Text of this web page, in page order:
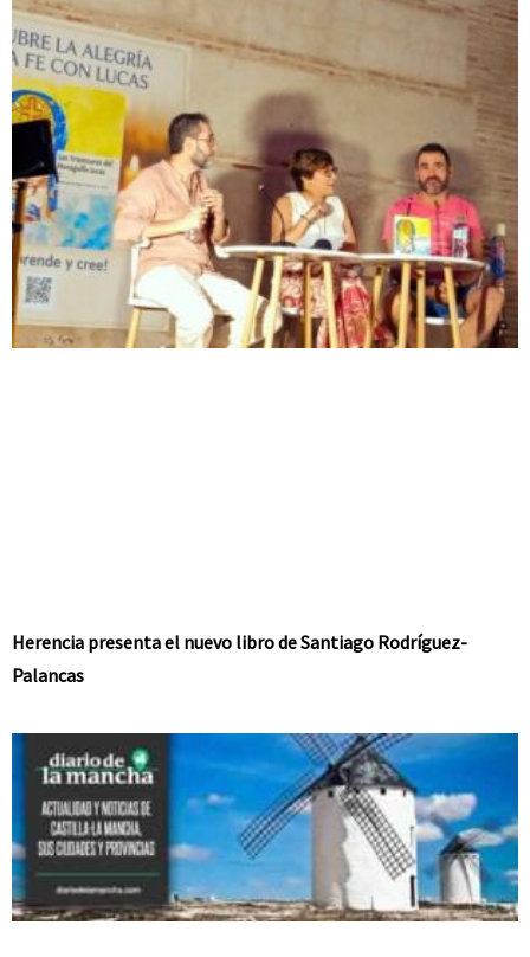
Herencia presenta el nuevo libro de Santiago Rodríguez-
Palancas